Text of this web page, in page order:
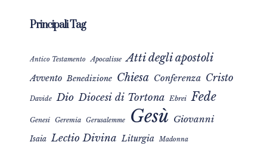
Principali Tag
Antico Testamento Apocalisse Atti degli apostoli
Avvento Benedizione Chiesa Conferenza Cristo
Davide Dio Diocesi di Tortona Ebrei Fede
Genesi Geremia Gerusalemme Gesù Giovanni
Isaia Lectio Divina Liturgia Madonna